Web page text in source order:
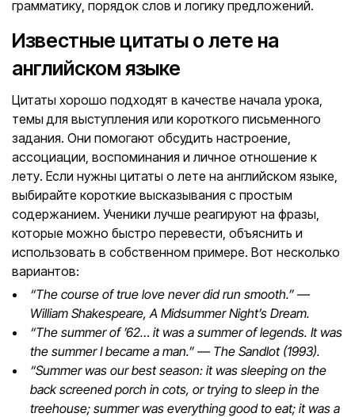
грамматику, порядок слов и логику предложений.
Известные цитаты о лете на
английском языке
Цитаты хорошо подходят в качестве начала урока,
темы для выступления или короткого письменного
задания. Они помогают обсудить настроение,
ассоциации, воспоминания и личное отношение к
лету. Если нужны цитаты о лете на английском языке,
выбирайте короткие высказывания с простым
содержанием. Ученики лучше реагируют на фразы,
которые можно быстро перевести, объяснить и
использовать в собственном примере. Вот несколько
вариантов:
“The course of true love never did run smooth.” —
William Shakespeare, A Midsummer Night’s Dream.
“The summer of ’62… it was a summer of legends. It was
the summer I became a man.” — The Sandlot (1993).
“Summer was our best season: it was sleeping on the
back screened porch in cots, or trying to sleep in the
treehouse; summer was everything good to eat; it was a